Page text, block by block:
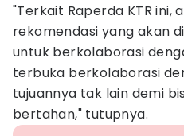
"Terkait Raperda KTR ini,
rekomendasi yang akan
untuk berkolaborasi
terbuka berkolaborasi
tujuannya tak lain demi
bertahan," tutupnya.